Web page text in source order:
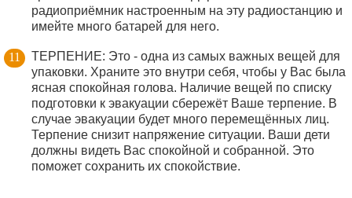
радиоприёмник настроенным на эту радиостанцию и
имейте много батарей для него.
ТЕРПЕНИЕ: Это - одна из самых важных вещей для
упаковки. Храните это внутри себя, чтобы у Вас была
ясная спокойная голова. Наличие вещей по списку
подготовки к эвакуации сбережёт Ваше терпение. В
случае эвакуации будет много перемещённых лиц.
Терпение снизит напряжение ситуации. Ваши дети
должны видеть Вас спокойной и собранной. Это
поможет сохранить их спокойствие.